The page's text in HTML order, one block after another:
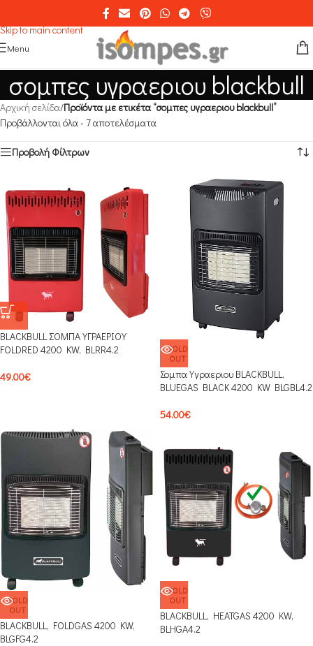
Skip to main content
Menu
σομπες υγραεριου blackbull
Αρχική σελίδα/Προϊόντα με ετικέτα “σομπες υγραεριου blackbull”
Προβάλλονται όλα - 7 αποτελέσματα
Προβολή Φίλτρων
BLACKBULL ΣΟΜΠΑ ΥΓΡΑΕΡΙΟΥ
FOLDRED 4200 KW, BLRR4.2
49.00€
SOLD
OUT
Σομπα Υγραεριου BLACKBULL,
BLUEGAS BLACK 4200 KW BLGBL4.2
54.00€
SOLD
OUT
BLACKBULL, FOLDGAS 4200 KW,
BLGFG4.2
SOLD
OUT
BLACKBULL, HEATGAS 4200 KW,
BLHGA4.2